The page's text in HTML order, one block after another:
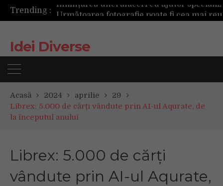
Trending :
Mașinile de spălat și uscătoarele bazate pe inteligență artificială îți cunosc hainele mai bine decât tine
Idei Diverse
Acasă 2024 aprilie
29
Librex: 5.000 de cărți vândute prin AI-ul Aqurate, de
la începutul anului
Librex: 5.000 de cărți
vândute prin AI-ul Aqurate,